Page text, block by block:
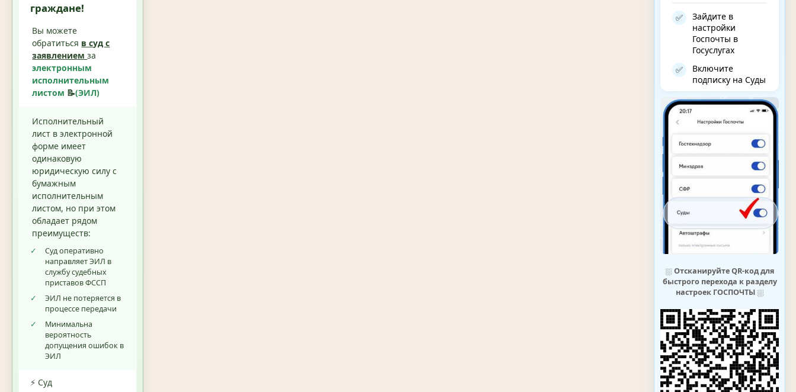
граждане!
Вы можете
обратиться в суд с
заявлениемза
электронным
исполнительным
листом 📝(ЭИЛ)
Исполнительный
лист в электронной
форме имеет
одинаковую
юридическую силу с
бумажным
исполнительным
листом, но при этом
обладает рядом
преимуществ:
✓
Суд оперативно
направляет ЭИЛ в
службу судебных
приставов ФССП
✓
ЭИЛ не потеряется в
процессе передачи
✓
Минимальна
вероятность
допущения ошибок в
ЭИЛ
⚡ Суд
✅
Зайдите в
настройки
Госпочты в
Госуслугах
✅
Включите
подписку на Суды
⛆ Отсканируйте QR-код для
быстрого перехода к разделу
настроек ГОСПОЧТЫ⛆